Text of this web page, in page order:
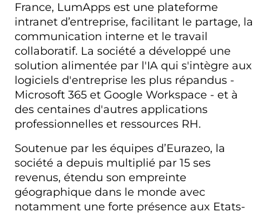
France, LumApps est une plateforme
intranet d’entreprise, facilitant le partage, la
communication interne et le travail
collaboratif. La société a développé une
solution alimentée par l'IA qui s'intègre aux
logiciels d'entreprise les plus répandus -
Microsoft 365 et Google Workspace - et à
des centaines d'autres applications
professionnelles et ressources RH.
Soutenue par les équipes d’Eurazeo, la
société a depuis multiplié par 15 ses
revenus, étendu son empreinte
géographique dans le monde avec
notamment une forte présence aux Etats-